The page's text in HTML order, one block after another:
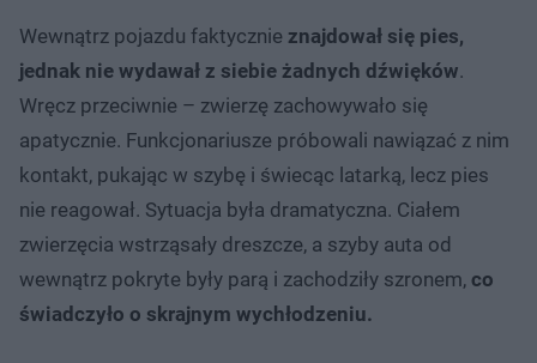
Wewnątrz pojazdu faktycznie znajdował się pies,
jednak nie wydawał z siebie żadnych dźwięków.
Wręcz przeciwnie – zwierzę zachowywało się
apatycznie. Funkcjonariusze próbowali nawiązać z nim
kontakt, pukając w szybę i świecąc latarką, lecz pies
nie reagował. Sytuacja była dramatyczna. Ciałem
zwierzęcia wstrząsały dreszcze, a szyby auta od
wewnątrz pokryte były parą i zachodziły szronem, co
świadczyło o skrajnym wychłodzeniu.